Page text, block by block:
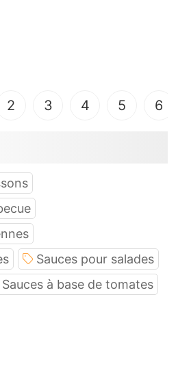
2 3 4 5 6
Sauces pour salades
Sauces à base de tomates